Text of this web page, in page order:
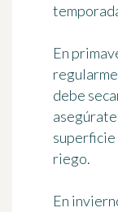
En
debe
superficie
riego.
En